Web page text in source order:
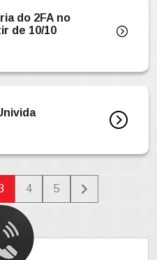
do 2FA no
de 10/10
4 5